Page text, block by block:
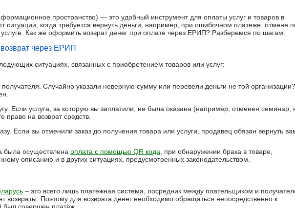
пространство) — это удобный инструмент для оплаты услуг и товаров в
ситуации, когда требуется вернуть деньги, например, при ошибочном платеже, отмене
Как же оформить возврат денег при оплате через ЕРИП? Разберемся по шагам.
через ЕРИП
ситуациях, связанных с приобретением товаров или услуг:
Случайно указали неверную сумму или перевели деньги не той
Если услуга, за которую вы заплатили, не была оказана (например, отменен семинар,
на возврат средств.
Если вы отменили заказ до получения товара или услуги, продавец обязан вернуть
была осуществлена оплата с помощью QR кода , при обнаружении брака в товаре,
описанию и в других ситуациях, предусмотренных законодательством.
– это всего лишь платежная система, посредник между плательщиком и
возвраты. Поэтому для возврата денег необходимо обращаться непосредственно к